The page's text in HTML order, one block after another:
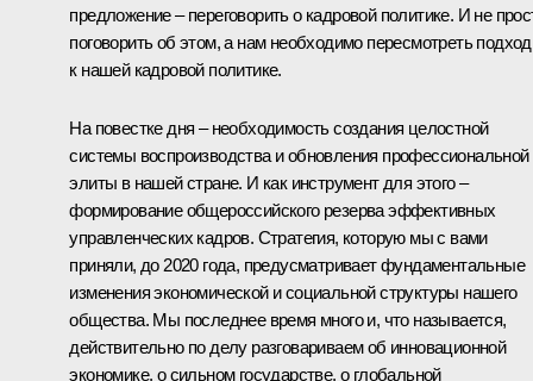
предложение – переговорить о кадровой политике. И не
поговорить об этом, а нам необходимо пересмотреть
к нашей кадровой политике.
На повестке дня – необходимость создания целостной
системы воспроизводства и обновления профессиональной
элиты в нашей стране. И как инструмент для этого –
формирование общероссийского резерва эффективных
управленческих кадров. Стратегия, которую мы с вами
приняли, до 2020 года, предусматривает фундаментальные
изменения экономической и социальной структуры нашего
общества. Мы последнее время много и, что называется,
действительно по делу разговариваем об инновационной
экономике, о сильном государстве, о глобальной